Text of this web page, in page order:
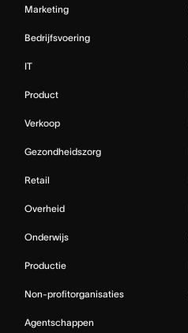
Marketing
Bedrijfsvoering
IT
Product
Verkoop
Gezondheidszorg
Retail
Overheid
Onderwijs
Productie
Non-profitorganisaties
Agentschappen